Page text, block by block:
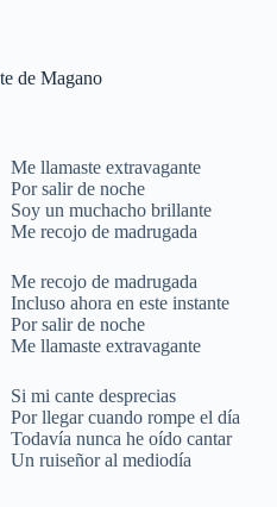
de Magano
Me llamaste extravagante
Por salir de noche
Soy un muchacho brillante
Me recojo de madrugada
Me recojo de madrugada
Incluso ahora en este instante
Por salir de noche
Me llamaste extravagante
Si mi cante desprecias
Por llegar cuando rompe el día
Todavía nunca he oído cantar
Un ruiseñor al mediodía